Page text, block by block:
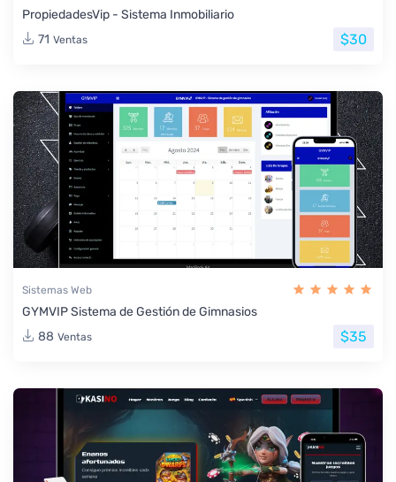
PropiedadesVip - Sistema Inmobiliario
71 Ventas $30
Sistemas Web
GYMVIP Sistema de Gestión de Gimnasios
88 Ventas $35